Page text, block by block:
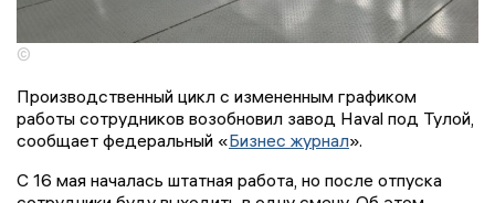
©
Производственный цикл с измененным графиком
работы сотрудников возобновил завод Haval под Тулой,
сообщает федеральный «Бизнес журнал».
С 16 мая началась штатная работа, но после отпуска